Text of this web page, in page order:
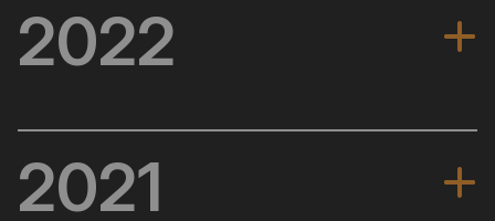
伴
用户数量突破 2,000 万
被 CoinGecko 评为最值得信赖的 3 大加密货币交易所之
2022
率先推出 BTCUSDC 和 ETHUSDC 期权合约
成为甲骨文红牛车队的首席合作伙伴
2021